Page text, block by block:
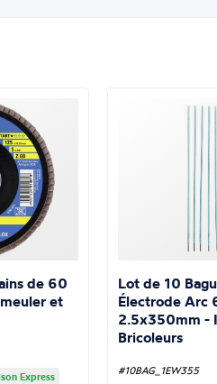
de 60
et
Express
Lot de 10
Électrode Arc
2.5x350mm -
Bricoleurs
#10BAG_1EW355